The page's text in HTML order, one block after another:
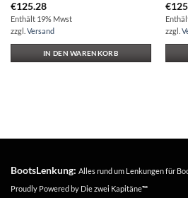
€125.28
Enthält 19% Mwst
zzgl. Versand
IN DEN WARENKORB
€
zzgl.
BootsLenkung: Alles rund um Lenkungen für
Proudly Powered by Die zwei Kapitäne™